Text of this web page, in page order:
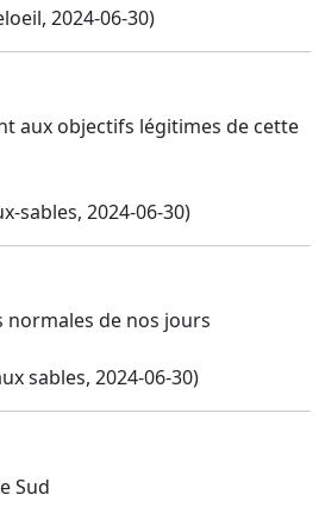
2024-06-30)
aux objectifs légitimes de cette
sables, 2024-06-30)
normales de nos jours
sables, 2024-06-30)
Sud